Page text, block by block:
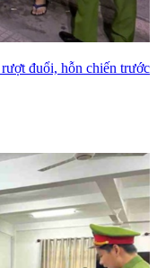
đuổi, hỗn chiến trước